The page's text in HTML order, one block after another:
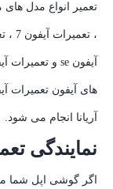
آریانا انجام می شود.
نمایندگی
اگر گوشی اپل شما